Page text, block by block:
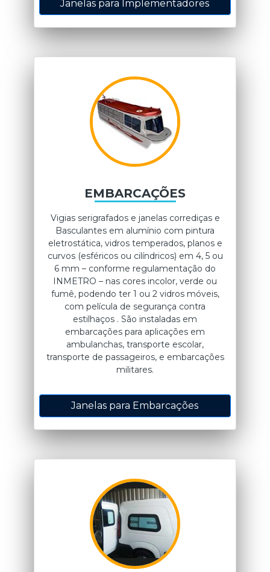
Janelas para Implementadores
EMBARCAÇÕES
Vigias serigrafados e janelas corrediças e
Basculantes em alumínio com pintura
eletrostática, vidros temperados, planos e
curvos (esféricos ou cilíndricos) em 4, 5 ou
6 mm – conforme regulamentação do
INMETRO – nas cores incolor, verde ou
fumê, podendo ter 1 ou 2 vidros móveis,
com película de segurança contra
estilhaços . São instaladas em
embarcações para aplicações em
ambulanchas, transporte escolar,
transporte de passageiros, e embarcações
militares.
Janelas para Embarcações